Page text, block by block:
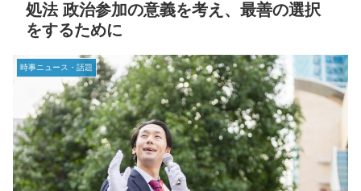
処法 政治参加の意義を考え、最善の選択
をするために
時事ニュース・話題